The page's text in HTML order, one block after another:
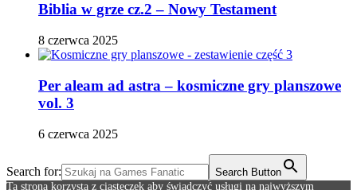
Biblia w grze cz.2 – Nowy Testament
8 czerwca 2025
Per aleam ad astra – kosmiczne gry planszowe
vol. 3
6 czerwca 2025
Search for:
Search Button
Ta strona korzysta z ciasteczek aby świadczyć usługi na najwyższym